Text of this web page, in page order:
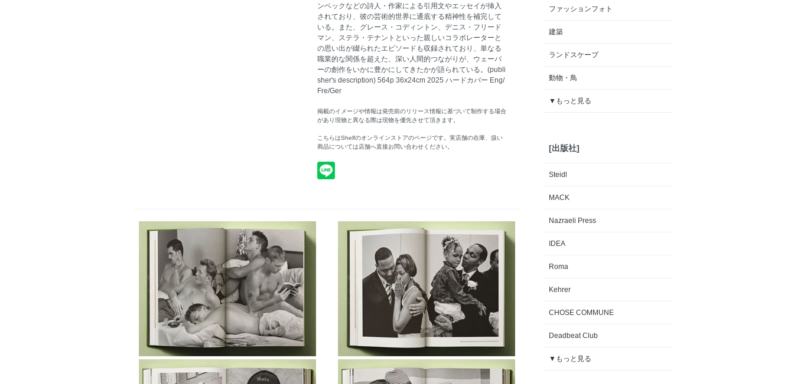
ンベックなどの詩人・作家による引用文やエッセイが挿入
されており、彼の芸術的世界に通底する精神性を補完して
いる。また、グレース・コディントン、デニス・フリード
マン、ステラ・テナントといった親しいコラボレーターと
の思い出が綴られたエピソードも収録されており、単なる
職業的な関係を超えた、深い人間的つながりが、ウェーバ
ーの創作をいかに豊かにしてきたかが語られている。(publi
sher's description) 564p 36x24cm 2025 ハードカバー Eng/
Fre/Ger
掲載のイメージや情報は発売前のリリース情報に基づいて制作する場合
があり現物と異なる際は現物を優先させて頂きます。
こちらはShelfのオンラインストアのページです。実店舗の在庫、扱い
商品については店舗へ直接お問い合わせください。
ファッションフォト
建築
ランドスケープ
動物・鳥
▼もっと見る
[出版社]
Steidl
MACK
Nazraeli Press
IDEA
Roma
Kehrer
CHOSE COMMUNE
Deadbeat Club
▼もっと見る